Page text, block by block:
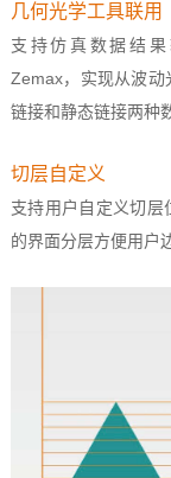
几何光学工具联用
支持仿真数据结果
Zemax，实现从波动
链接和静态链接两种
切层自定义
支持用户自定义切
的界面分层方便用户